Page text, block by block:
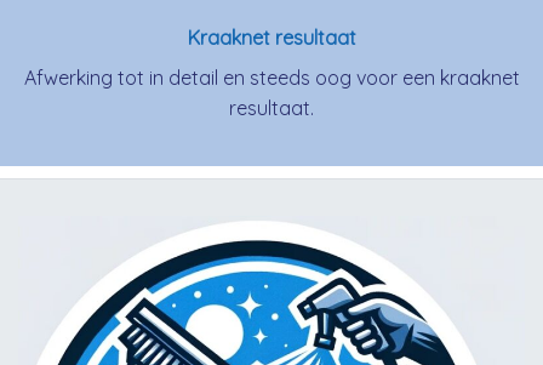
Kraaknet resultaat
Afwerking tot in detail en steeds oog voor een kraaknet
resultaat.